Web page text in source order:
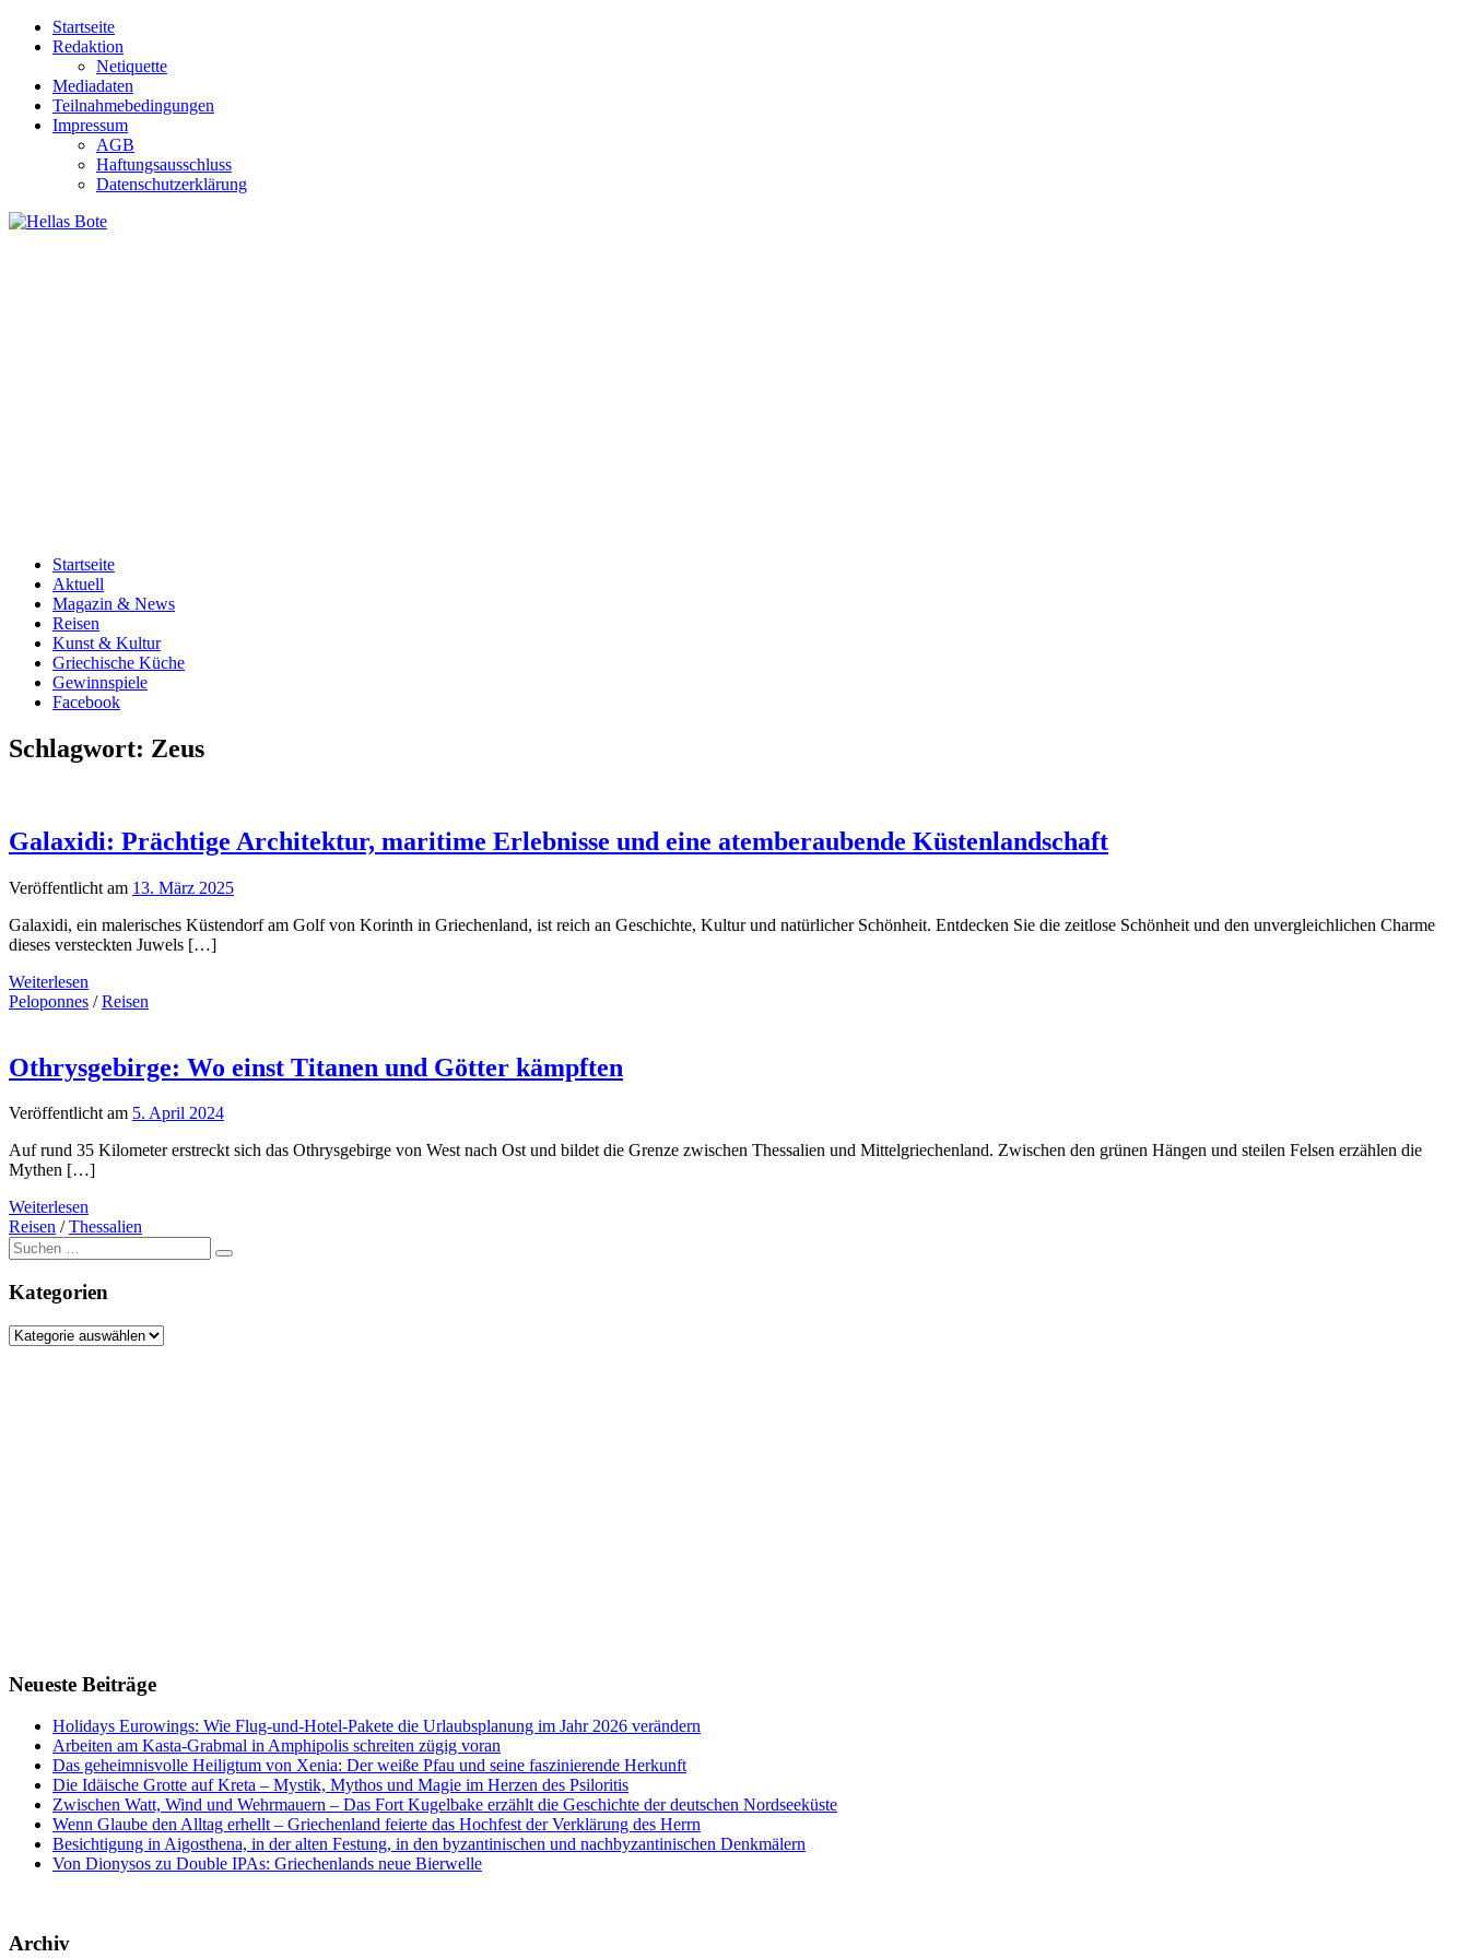
Zum
Inhalt
Startseite
Redaktion
Netiquette
Mediadaten
Teilnahmebedingungen
Impressum
AGB
Haftungsausschluss
Datenschutzerklärung
Startseite
Aktuell
Magazin & News
Reisen
Kunst & Kultur
Griechische Küche
Gewinnspiele
Facebook
Schlagwort: Zeus
Galaxidi: Prächtige Architektur, maritime Erlebnisse und eine atemberaubende Küstenlandschaft
Veröffentlicht am 13. März 2025
Galaxidi, ein malerisches Küstendorf am Golf von Korinth in Griechenland, ist reich an Geschichte, Kultur und natürlicher Schönheit. Entdecken Sie die zeitlose Schönheit und den unvergleichlichen Charme
dieses versteckten Juwels […]
Weiterlesen
Peloponnes /Reisen
Othrysgebirge: Wo einst Titanen und Götter kämpften
Veröffentlicht am 5. April 2024
Auf rund 35 Kilometer erstreckt sich das Othrysgebirge von West nach Ost und bildet die Grenze zwischen Thessalien und Mittelgriechenland. Zwischen den grünen Hängen und steilen Felsen erzählen die
Mythen […]
Weiterlesen
Reisen /Thessalien
Suche
nach:
Kategorien
Kategorien
Neueste Beiträge
Holidays Eurowings: Wie Flug-und-Hotel-Pakete die Urlaubsplanung im Jahr 2026 verändern
Arbeiten am Kasta-Grabmal in Amphipolis schreiten zügig voran
Das geheimnisvolle Heiligtum von Xenia: Der weiße Pfau und seine faszinierende Herkunft
Die Idäische Grotte auf Kreta – Mystik, Mythos und Magie im Herzen des Psiloritis
Zwischen Watt, Wind und Wehrmauern – Das Fort Kugelbake erzählt die Geschichte der deutschen Nordseeküste
Wenn Glaube den Alltag erhellt – Griechenland feierte das Hochfest der Verklärung des Herrn
Besichtigung in Aigosthena, in der alten Festung, in den byzantinischen und nachbyzantinischen Denkmälern
Von Dionysos zu Double IPAs: Griechenlands neue Bierwelle
Archiv